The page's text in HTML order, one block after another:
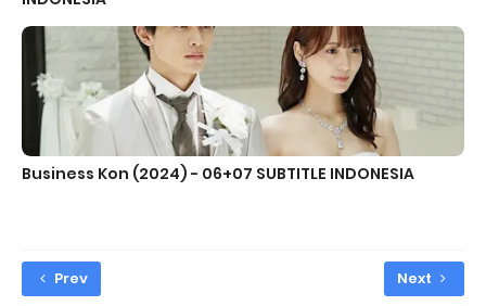
Business Kon (2024) - 06+07 SUBTITLE INDONESIA
Prev Next